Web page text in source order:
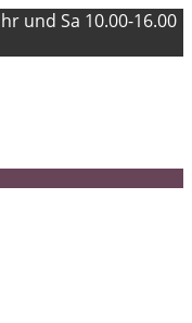
und Sa 10.00-16.00